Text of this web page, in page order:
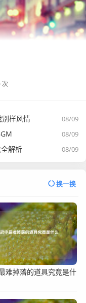
次
08/09
别样风情
08/09
08/09
解析
换一换
难掉落的道具究竟是什